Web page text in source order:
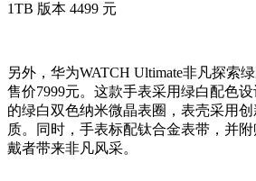
1TB 版本 4499 元
另外，华为WATCH Ultimate非凡探索
售价7999元。这款手表采用绿白配色
的绿白双色纳米微晶表圈，表壳采用
质。同时，手表标配钛合金表带，并
戴者带来非凡风采。